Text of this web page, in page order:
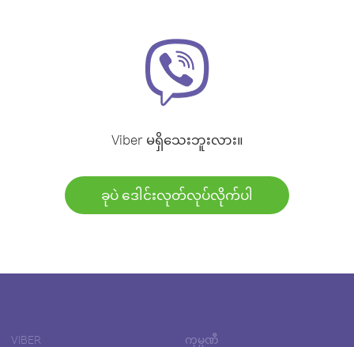
Viber မရှိသေးဘူးလား။
ခုပဲ ဒေါင်းလုတ်လုပ်လိုက်ပါ
VIBER ကုမ္ပဏီ